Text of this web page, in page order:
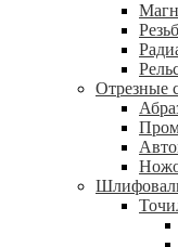
Отрезные